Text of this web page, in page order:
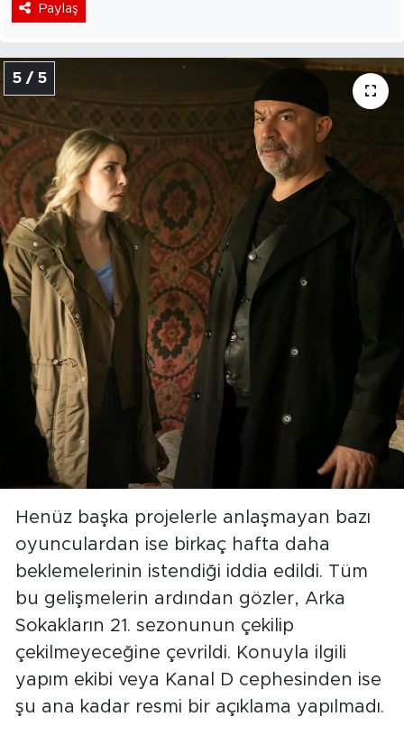
Paylaş
5 / 5
Henüz başka projelerle anlaşmayan bazı
oyunculardan ise birkaç hafta daha
beklemelerinin istendiği iddia edildi. Tüm
bu gelişmelerin ardından gözler, Arka
Sokakların 21. sezonunun çekilip
çekilmeyeceğine çevrildi. Konuyla ilgili
yapım ekibi veya Kanal D cephesinden ise
şu ana kadar resmi bir açıklama yapılmadı.